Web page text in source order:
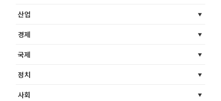
산업
경제
국제
정치
사회